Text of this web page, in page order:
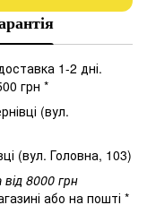
1-2 дні.
грн *
(вул.
(вул. Головна, 103)
8000 грн
або на пошті *